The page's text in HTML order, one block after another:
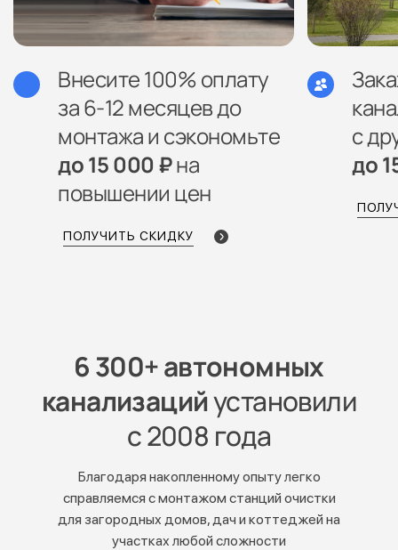
Внесите 100% оплату
за 6-12 месяцев до
монтажа и сэкономьте
до 15 000 ₽на
повышении цен
ПОЛУЧИТЬ СКИДКУ
с
до
6 300+ автономных
канализацийустановили
с 2008 года
Благодаря накопленному опыту легко
справляемся с монтажом станций очистки
для загородных домов, дач и коттеджей на
участках любой сложности